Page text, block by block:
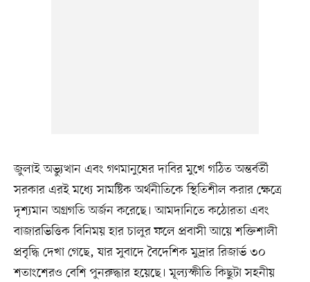
জুলাই অভ্যুত্থান এবং গণমানুষের দাবির মুখে গঠিত অন্তর্বর্তী
সরকার এরই মধ্যে সামষ্টিক অর্থনীতিকে স্থিতিশীল করার ক্ষেত্রে
দৃশ্যমান অগ্রগতি অর্জন করেছে। আমদানিতে কঠোরতা এবং
বাজারভিত্তিক বিনিময় হার চালুর ফলে প্রবাসী আয়ে শক্তিশালী
প্রবৃদ্ধি দেখা গেছে, যার সুবাদে বৈদেশিক মুদ্রার রিজার্ভ ৩০
শতাংশেরও বেশি পুনরুদ্ধার হয়েছে। মূল্যস্ফীতি কিছুটা সহনীয়